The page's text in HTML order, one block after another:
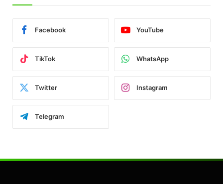
Facebook YouTube
TikTok WhatsApp
Twitter Instagram
Telegram